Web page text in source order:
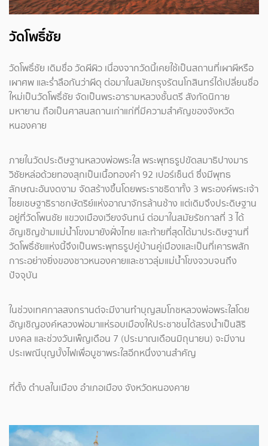
วัดโพธิ์ชัย
วัดโพธิ์ชัย เดิมชื่อ วัดผีผิว เนื่องจากวัดนี้เคยใช้เป็นสถานที่เผาผีหรือ
เผาศพ และร่ำลือกันว่าผีดุ ต่อมาในสมัยกรุงรัตนโกสินทร์ได้เปลี่ยนชื่อ
ใหม่เป็นวัดโพธิ์ชัย จัดเป็นพระอารามหลวงชั้นตรี สังกัดนิกาย
มหายาน ถือเป็นศาสนสถานเก่าแก่ที่มีความสำคัญของจังหวัด
หนองคาย
ภายในวัดประดิษฐานหลวงพ่อพระใส พระพุทธรูปขัดสมาธิปางมาร
วิชัยหล่อด้วยทองสุกเป็นเนื้อทองคำ 92 เปอร์เซ็นต์ ซึ่งมีพุทธ
ลักษณะอันงดงาม จัดสร้างขึ้นโดยพระราชธิดาทั้ง 3 พระองค์พระเจ้า
ไชยเชษฐาธิราชกษัตริย์แห่งอาณาจักรล้านช้าง แต่เดิมจึงประดิษฐาน
อยู่ที่วัดโพนชัย แขวงเมืองเวียงจันทน์ ต่อมาในสมัยรัชกาลที่ 3 ได้
อัญเชิญข้ามแม่น้ำโขงมายังฝั่งไทย และท้ายที่สุดได้มาประดิษฐานที่
วัดโพธิ์ชัยแห่งนี้จึงเป็นพระพุทธรูปคู่บ้านคู่เมืองและเป็นที่เคารพสัก
การะอย่างยิ่งของชาวหนองคายและชาวลุ่มแม่น้ำโขงจวบจนถึง
ปัจจุบัน
ในช่วงเทศกาลสงกรานต์จะมีงานทำบุญสมโภชหลวงพ่อพระใสโดย
อัญเชิญองค์หลวงพ่อมาแห่รอบเมืองให้ประชาชนได้สรงน้ำเป็นสิริ
มงคล และช่วงวันเพ็ญเดือน 7 (ประมาณเดือนมิถุนายน) จะมีงาน
ประเพณีบุญบั้งไฟเพื่อบูชาพระใสอีกหนึ่งงานสำคัญ
ที่ตั้ง ตำบลในเมือง อำเภอเมือง จังหวัดหนองคาย